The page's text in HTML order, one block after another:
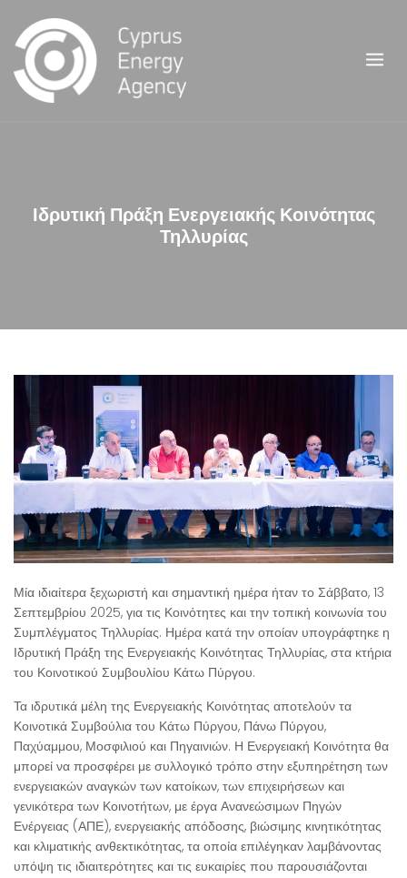
content
Ιδρυτική Πράξη Ενεργειακής Κοινότητας
Τηλλυρίας
Μία ιδιαίτερα ξεχωριστή και σημαντική ημέρα ήταν το Σάββατο, 13
Σεπτεμβρίου 2025, για τις Κοινότητες και την τοπική κοινωνία του
Συμπλέγματος Τηλλυρίας. Ημέρα κατά την οποίαν υπογράφτηκε η
Ιδρυτική Πράξη της Ενεργειακής Κοινότητας Τηλλυρίας, στα κτήρια
του Κοινοτικού Συμβουλίου Κάτω Πύργου.
Τα ιδρυτικά μέλη της Ενεργειακής Κοινότητας αποτελούν τα
Κοινοτικά Συμβούλια του Κάτω Πύργου, Πάνω Πύργου,
Παχύαμμου, Μοσφιλιού και Πηγαινιών. Η Ενεργειακή Κοινότητα θα
μπορεί να προσφέρει με συλλογικό τρόπο στην εξυπηρέτηση των
ενεργειακών αναγκών των κατοίκων, των επιχειρήσεων και
γενικότερα των Κοινοτήτων, με έργα Ανανεώσιμων Πηγών
Ενέργειας (ΑΠΕ), ενεργειακής απόδοσης, βιώσιμης κινητικότητας
και κλιματικής ανθεκτικότητας, τα οποία επιλέγηκαν λαμβάνοντας
υπόψη τις ιδιαιτερότητες και τις ευκαιρίες που παρουσιάζονται